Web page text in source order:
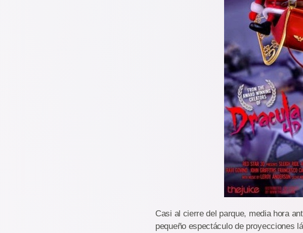
Casi al cierre del parque, media hora
pequeño espectáculo de proyecciones